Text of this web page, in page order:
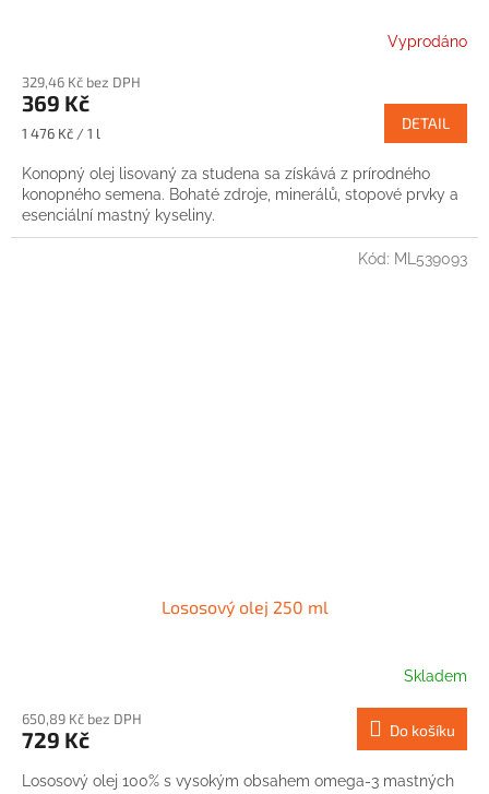
Vyprodáno
329,46 Kč bez DPH
369 Kč
Měrná
1 476 Kč / 1 l
DETAIL
Konopný olej lisovaný za studena sa získává z prírodného
konopného semena. Bohaté zdroje, minerálů, stopové prvky a
esenciální mastný kyseliny.
Lososový olej 250 ml
Skladem
650,89 Kč bez DPH
729 Kč Do košíku
Lososový olej 100% s vysokým obsahem omega-3 mastných
Kód: ML539093